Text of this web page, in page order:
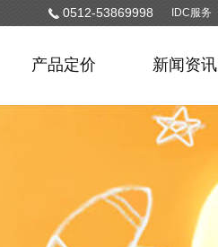
IDC服务
0512-53869998
产品定价 新闻资讯